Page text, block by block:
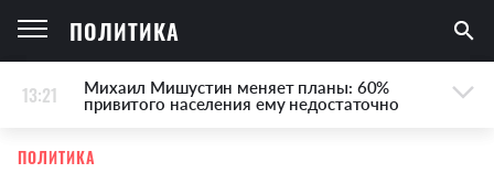
ПОЛИТИКА
13:21 Михаил Мишустин меняет планы: 60%
привитого населения ему недостаточно
ПОЛИТИКА